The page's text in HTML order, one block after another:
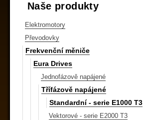
Naše produkty
Elektromotory
Převodovky
Frekvenční měniče
Eura Drives
Jednofázově napájené
Třífázově napájené
Standardní - serie E1000 T3
Vektorové - serie E2000 T3